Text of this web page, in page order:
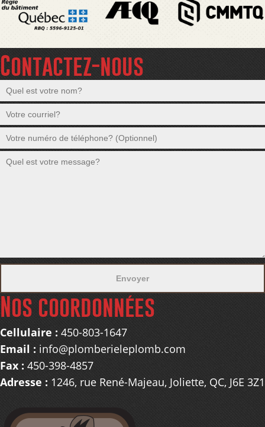
Contactez-nous
Nos coordonnées
Cellulaire : 450-803-1647
Email : info@plomberieleplomb.com
Fax : 450-398-4857
Adresse : 1246, rue René-Majeau, Joliette, QC, J6E 3Z1